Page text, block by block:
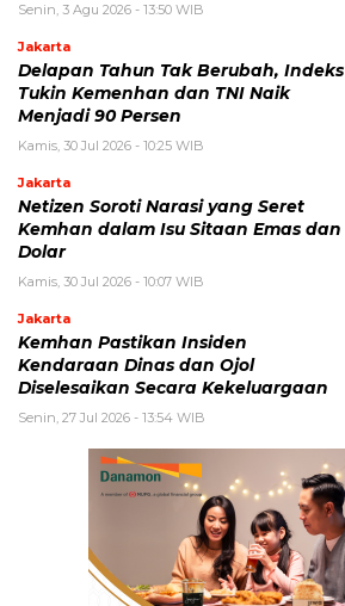
Senin, 3 Agu 2026 - 13:50 WIB
Jakarta
Delapan Tahun Tak Berubah, Indeks
Tukin Kemenhan dan TNI Naik
Menjadi 90 Persen
Kamis, 30 Jul 2026 - 10:25 WIB
Jakarta
Netizen Soroti Narasi yang Seret
Kemhan dalam Isu Sitaan Emas dan
Dolar
Kamis, 30 Jul 2026 - 10:07 WIB
Jakarta
Kemhan Pastikan Insiden
Kendaraan Dinas dan Ojol
Diselesaikan Secara Kekeluargaan
Senin, 27 Jul 2026 - 13:54 WIB